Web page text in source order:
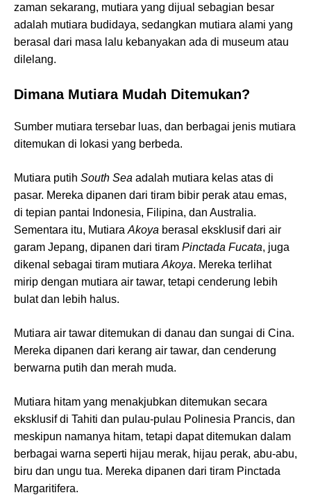
zaman sekarang, mutiara yang dijual sebagian besar
adalah mutiara budidaya, sedangkan mutiara alami yang
berasal dari masa lalu kebanyakan ada di museum atau
dilelang.
Dimana Mutiara Mudah Ditemukan?
Sumber mutiara tersebar luas, dan berbagai jenis mutiara
ditemukan di lokasi yang berbeda.
Mutiara putih South Sea adalah mutiara kelas atas di
pasar. Mereka dipanen dari tiram bibir perak atau emas,
di tepian pantai Indonesia, Filipina, dan Australia.
Sementara itu, Mutiara Akoya berasal eksklusif dari air
garam Jepang, dipanen dari tiram Pinctada Fucata, juga
dikenal sebagai tiram mutiara Akoya. Mereka terlihat
mirip dengan mutiara air tawar, tetapi cenderung lebih
bulat dan lebih halus.
Mutiara air tawar ditemukan di danau dan sungai di Cina.
Mereka dipanen dari kerang air tawar, dan cenderung
berwarna putih dan merah muda.
Mutiara hitam yang menakjubkan ditemukan secara
eksklusif di Tahiti dan pulau-pulau Polinesia Prancis, dan
meskipun namanya hitam, tetapi dapat ditemukan dalam
berbagai warna seperti hijau merak, hijau perak, abu-abu,
biru dan ungu tua. Mereka dipanen dari tiram Pinctada
Margaritifera.